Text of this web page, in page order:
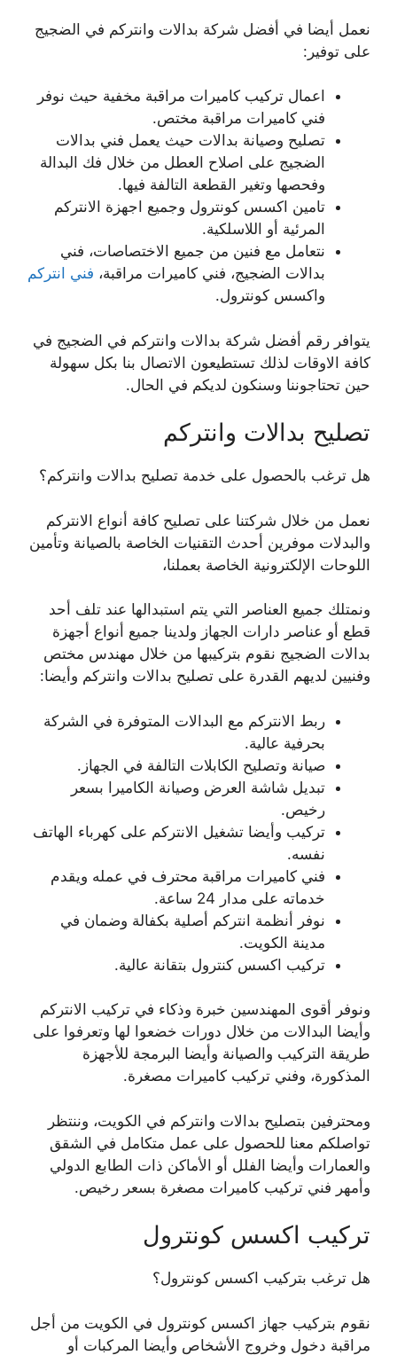
نعمل أيضا في أفضل شركة بدالات وانتركم في الضجيج
على توفير:
اعمال تركيب كاميرات مراقبة مخفية حيث نوفر
فني كاميرات مراقبة مختص.
تصليح وصيانة بدالات حيث يعمل فني بدالات
الضجيج على اصلاح العطل من خلال فك البدالة
وفحصها وتغير القطعة التالفة فيها.
تامين اكسس كونترول وجميع اجهزة الانتركم
المرئية أو اللاسلكية.
نتعامل مع فنين من جميع الاختصاصات، فني
بدالات الضجيج، فني كاميرات مراقبة، فني انتركم
واكسس كونترول.
يتوافر رقم أفضل شركة بدالات وانتركم في الضجيج في
كافة الاوقات لذلك تستطيعون الاتصال بنا بكل سهولة
حين تحتاجوننا وسنكون لديكم في الحال.
تصليح بدالات وانتركم
هل ترغب بالحصول على خدمة تصليح بدالات وانتركم؟
نعمل من خلال شركتنا على تصليح كافة أنواع الانتركم
والبدلات موفرين أحدث التقنيات الخاصة بالصيانة وتأمين
اللوحات الإلكترونية الخاصة بعملنا،
ونمتلك جميع العناصر التي يتم استبدالها عند تلف أحد
قطع أو عناصر دارات الجهاز ولدينا جميع أنواع أجهزة
بدالات الضجيج نقوم بتركيبها من خلال مهندس مختص
وفنيين لديهم القدرة على تصليح بدالات وانتركم وأيضا:
ربط الانتركم مع البدالات المتوفرة في الشركة
بحرفية عالية.
صيانة وتصليح الكابلات التالفة في الجهاز.
تبديل شاشة العرض وصيانة الكاميرا بسعر
رخيص.
تركيب وأيضا تشغيل الانتركم على كهرباء الهاتف
نفسه.
فني كاميرات مراقبة محترف في عمله ويقدم
خدماته على مدار 24 ساعة.
نوفر أنظمة انتركم أصلية بكفالة وضمان في
مدينة الكويت.
تركيب اكسس كنترول بتقانة عالية.
ونوفر أقوى المهندسين خبرة وذكاء في تركيب الانتركم
وأيضا البدالات من خلال دورات خضعوا لها وتعرفوا على
طريقة التركيب والصيانة وأيضا البرمجة للأجهزة
المذكورة، وفني تركيب كاميرات مصغرة.
ومحترفين بتصليح بدالات وانتركم في الكويت، وننتظر
تواصلكم معنا للحصول على عمل متكامل في الشقق
والعمارات وأيضا الفلل أو الأماكن ذات الطابع الدولي
وأمهر فني تركيب كاميرات مصغرة بسعر رخيص.
تركيب اكسس كونترول
هل ترغب بتركيب اكسس كونترول؟
نقوم بتركيب جهاز اكسس كونترول في الكويت من أجل
مراقبة دخول وخروج الأشخاص وأيضا المركبات أو